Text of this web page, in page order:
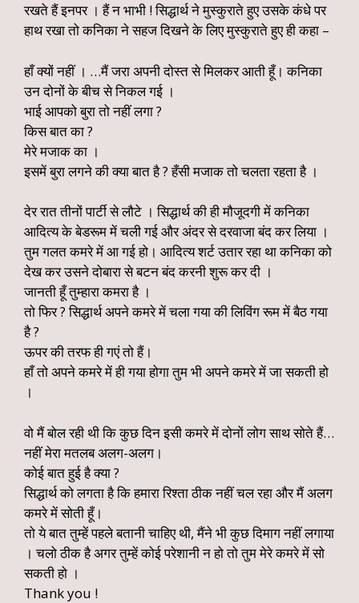
रखते हैं इनपर । हैं न भाभी ! सिद्धार्थ ने मुस्कुराते हुए उसके कंधे पर
हाथ रखा तो कनिका ने सहज दिखने के लिए मुस्कुराते हुए ही कहा –
हाँ क्यों नहीं । …मैं जरा अपनी दोस्त से मिलकर आती हूँ। कनिका
उन दोनों के बीच से निकल गई ।
भाई आपको बुरा तो नहीं लगा ?
किस बात का ?
मेरे मजाक का ।
इसमें बुरा लगने की क्या बात है ? हँसी मजाक तो चलता रहता है ।
देर रात तीनों पार्टी से लौटे । सिद्धार्थ की ही मौजूदगी में कनिका
आदित्य के बेडरूम में चली गई और अंदर से दरवाजा बंद कर लिया ।
तुम गलत कमरे में आ गई हो। आदित्य शर्ट उतार रहा था कनिका को
देख कर उसने दोबारा से बटन बंद करनी शुरू कर दी ।
जानती हूँ तुम्हारा कमरा है ।
तो फिर ? सिद्धार्थ अपने कमरे में चला गया की लिविंग रूम में बैठ गया
है ?
ऊपर की तरफ ही गएं तो हैं।
हाँ तो अपने कमरे में ही गया होगा तुम भी अपने कमरे में जा सकती हो
।
वो मैं बोल रही थी कि कुछ दिन इसी कमरे में दोनों लोग साथ सोते हैं…
नहीं मेरा मतलब अलग-अलग।
कोई बात हुई है क्या ?
सिद्धार्थ को लगता है कि हमारा रिश्ता ठीक नहीं चल रहा और मैं अलग
कमरे में सोती हूँ।
तो ये बात तुम्हें पहले बतानी चाहिए थी, मैंने भी कुछ दिमाग नहीं लगाया
। चलो ठीक है अगर तुम्हें कोई परेशानी न हो तो तुम मेरे कमरे में सो
सकती हो ।
Thank you !